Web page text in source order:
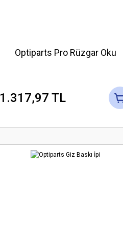
Optiparts Pro Rüzgar Oku
1.317,97 TL